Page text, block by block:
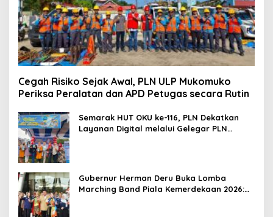
Cegah Risiko Sejak Awal, PLN ULP Mukomuko
Periksa Peralatan dan APD Petugas secara Rutin
Semarak HUT OKU ke-116, PLN Dekatkan
Layanan Digital melalui Gelegar PLN
Gubernur Herman Deru Buka Lomba
Marching Band Piala Kemerdekaan 2026: